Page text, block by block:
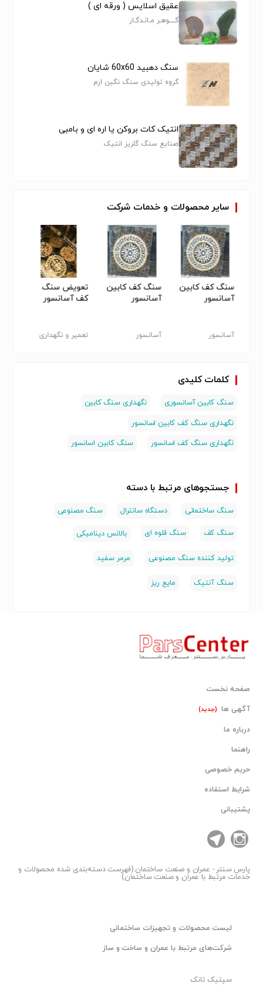
سایر سنگ‌ها
- ⚠️ **حساس به اسید:** مرمریت در برابر مواد اسیدی
- **براق‌سازی:** نیاز به پولیش‌دهی مکررتر(هر ۳ تا ۶ ماه)
- **لکه‌گیری سریع:** لکه‌ها باید فوراً تمیز شوند
حرفه‌ای لازم است
۴. نگهداری تخصصی سنگ تراورتن
🔧 **آب‌گریزی:** بسیار ضروری به دلیل خلل و فرج طبیعی
- **جلوگیری از جذب آلودگی:** مواد نفوذگر مخصوص
تراورتن
برنامه زمان‌بندی نگهداری پیشنهادی
| بازه زمانی | عملیات |
|------------|--------|
| **روزانه** | جارو زدن و تمیز کردن سطحی |
| **براقیت سنگ** | در صورت براق کردن سنگ از اسپری کیلر
سایرمحصولات و خدمات شرکت
سنگ کف کابین
آسانسور
آسانسور
سنگ کف کابین
آسانسور
آسانسور
تعویض سنگ
کف آسانسور
تعمیر و نگهداری
عقیق اسلایس ( ورقه ای )
گـــــوهـر مـانـدگـار
سنگ دهبید 60x60 شایان
گروه تولیدی سنگ نگین ارم
انتیک کات بروکن یا اره ای و بامبی
صنایع سنگ گلریز انتیک
کلمات کلیدی
سنگ کابین آسانسوری
نگهداری سنگ کابین
نگهداری سنگ کف کابین اسانسور
نگهداری سنگ کف اسانسور
سنگ کابین اسانسور
جستجوهای مرتبط با دسته
سنگ ساختمانی دستگاه سانترال سنگ مصنوعی
سنگ کف سنگ قلوه ای بالانس دینامیکی
تولید کننده سنگ مصنوعی مرمر سفید
سنگ آنتیک مایع ریز
صفحه نخست
آگهی ها (جدید)
درباره ما
راهنما
حریم خصوصی
شرایط استفاده
پشتیبانی
پارس سنتر- عمران و صنعت ساختمان (فهرست دسته‌بندی شده محصولات و
خدمات مرتبط با عمران و صنعت ساختمان)
لیست محصولات و تجهیزات ساختمانی
شرکت‌های مرتبط با عمران و ساخت و ساز
سپتیک تانک